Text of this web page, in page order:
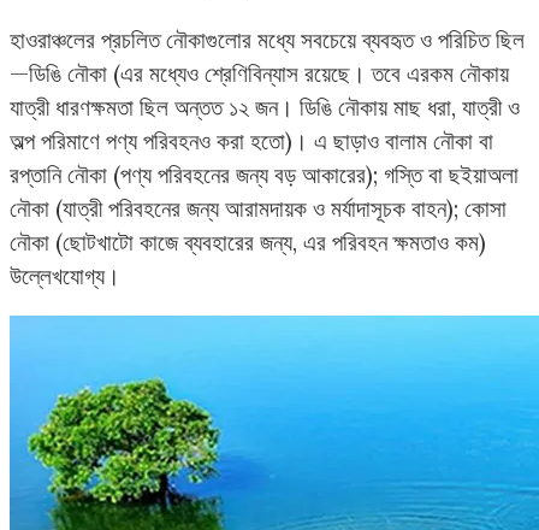
হাওরাঞ্চলের প্রচলিত নৌকাগুলোর মধ্যে সবচেয়ে ব্যবহৃত ও পরিচিত ছিল
—ডিঙি নৌকা (এর মধ্যেও শ্রেণিবিন্যাস রয়েছে। তবে এরকম নৌকায়
যাত্রী ধারণক্ষমতা ছিল অন্তত ১২ জন। ডিঙি নৌকায় মাছ ধরা, যাত্রী ও
অল্প পরিমাণে পণ্য পরিবহনও করা হতো)। এ ছাড়াও বালাম নৌকা বা
রপ্তানি নৌকা (পণ্য পরিবহনের জন্য বড় আকারের); গস্তি বা ছইয়াঅলা
নৌকা (যাত্রী পরিবহনের জন্য আরামদায়ক ও মর্যাদাসূচক বাহন); কোসা
নৌকা (ছোটখাটো কাজে ব্যবহারের জন্য, এর পরিবহন ক্ষমতাও কম)
উল্লেখযোগ্য।